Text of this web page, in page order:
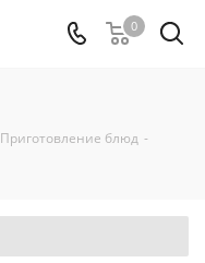
0
Приготовление блюд -